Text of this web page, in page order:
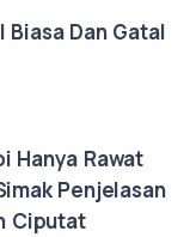
Biasa Dan Gatal
Hanya Rawat
Penjelasan
Ciputat